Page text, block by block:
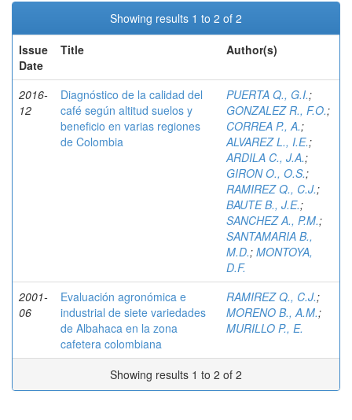
Showing results 1 to 2 of 2
Issue
Date
Title Author(s)
2016-
12
Diagnóstico de la calidad del
café según altitud suelos y
beneficio en varias regiones
de Colombia
PUERTA Q., G.I.;
GONZALEZ R., F.O.;
CORREA P., A.;
ALVAREZ L., I.E.;
ARDILA C., J.A.;
GIRON O., O.S.;
RAMIREZ Q., C.J.;
BAUTE B., J.E.;
SANCHEZ A., P.M.;
SANTAMARIA B.,
M.D.; MONTOYA,
D.F.
2001-
06
Evaluación agronómica e
industrial de siete variedades
de Albahaca en la zona
cafetera colombiana
RAMIREZ Q., C.J.;
MORENO B., A.M.;
MURILLO P., E.
Showing results 1 to 2 of 2